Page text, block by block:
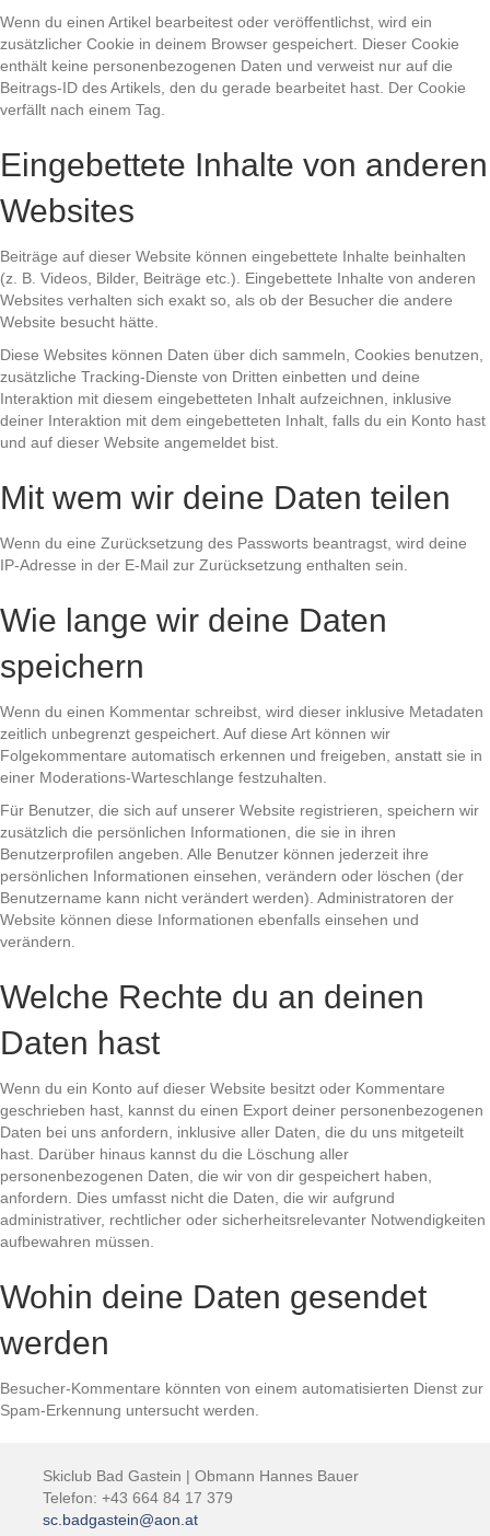
Wenn du einen Artikel bearbeitest oder veröffentlichst, wird ein
zusätzlicher Cookie in deinem Browser gespeichert. Dieser Cookie
enthält keine personenbezogenen Daten und verweist nur auf die
Beitrags-ID des Artikels, den du gerade bearbeitet hast. Der Cookie
verfällt nach einem Tag.
Eingebettete Inhalte von anderen
Websites
Beiträge auf dieser Website können eingebettete Inhalte beinhalten
(z. B. Videos, Bilder, Beiträge etc.). Eingebettete Inhalte von anderen
Websites verhalten sich exakt so, als ob der Besucher die andere
Website besucht hätte.
Diese Websites können Daten über dich sammeln, Cookies benutzen,
zusätzliche Tracking-Dienste von Dritten einbetten und deine
Interaktion mit diesem eingebetteten Inhalt aufzeichnen, inklusive
deiner Interaktion mit dem eingebetteten Inhalt, falls du ein Konto hast
und auf dieser Website angemeldet bist.
Mit wem wir deine Daten teilen
Wenn du eine Zurücksetzung des Passworts beantragst, wird deine
IP-Adresse in der E-Mail zur Zurücksetzung enthalten sein.
Wie lange wir deine Daten
speichern
Wenn du einen Kommentar schreibst, wird dieser inklusive Metadaten
zeitlich unbegrenzt gespeichert. Auf diese Art können wir
Folgekommentare automatisch erkennen und freigeben, anstatt sie in
einer Moderations-Warteschlange festzuhalten.
Für Benutzer, die sich auf unserer Website registrieren, speichern wir
zusätzlich die persönlichen Informationen, die sie in ihren
Benutzerprofilen angeben. Alle Benutzer können jederzeit ihre
persönlichen Informationen einsehen, verändern oder löschen (der
Benutzername kann nicht verändert werden). Administratoren der
Website können diese Informationen ebenfalls einsehen und
verändern.
Welche Rechte du an deinen
Daten hast
Wenn du ein Konto auf dieser Website besitzt oder Kommentare
geschrieben hast, kannst du einen Export deiner personenbezogenen
Daten bei uns anfordern, inklusive aller Daten, die du uns mitgeteilt
hast. Darüber hinaus kannst du die Löschung aller
personenbezogenen Daten, die wir von dir gespeichert haben,
anfordern. Dies umfasst nicht die Daten, die wir aufgrund
administrativer, rechtlicher oder sicherheitsrelevanter Notwendigkeiten
aufbewahren müssen.
Wohin deine Daten gesendet
werden
Besucher-Kommentare könnten von einem automatisierten Dienst zur
Spam-Erkennung untersucht werden.
Skiclub Bad Gastein | Obmann Hannes Bauer
Telefon: +43 664 84 17 379
sc.badgastein@aon.at